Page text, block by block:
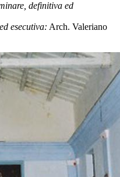
definitiva ed
esecutiva: Arch. Valeriano